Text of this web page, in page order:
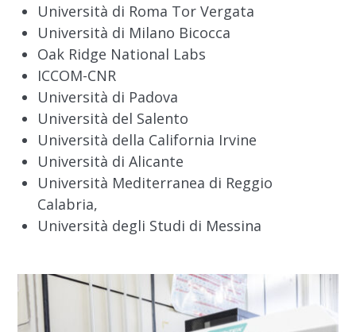
Università di Roma Tor Vergata
Università di Milano Bicocca
Oak Ridge National Labs
ICCOM-CNR
Università di Padova
Università del Salento
Università della California Irvine
Università di Alicante
Università Mediterranea di Reggio
Calabria,
Università degli Studi di Messina